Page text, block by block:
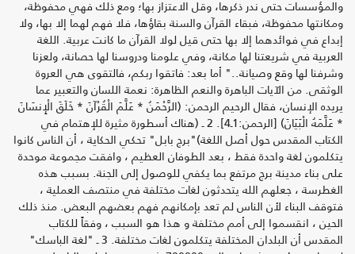
والمؤسسات حتى ندر ذكرها، وقل الاعتزاز بها؛ ومع ذلك فهي محفوظة،
ومكانتها محفوظة، فبقاء القرآن والسنة بقاؤها، فلا فهم لهما إلا بها، ولا
إبداع في فوائدهما إلا بها حتى قيل لولا القرآن ما كانت عربية. اللغة
العربية في شريعتنا لها مكانة، وفي علومنا ودروسنا لها حصانة، ولعزنا
وشرفنا لها وقع وصيانة.." أما بعد: فاتقوا ربكم، فالتقوى هي العروة
الوثقى. من الآيات الباهرة والنعم الظاهرة: نعمة اللسان والتعبير عما
يريده الإنسان، فقال الرحيم الرحمن: (الرَّحْمَنُ * عَلَّمَ الْقُرْآنَ * خَلَقَ الْإِنسَانَ
* عَلَّمَهُ الْبَيَانَ) [الرحمن:1ـ4]. 2 ـ (هناك أسطورة مثيرة للإهتمام في
الكتاب المقدس حول أصل اللغة)"برج بابل" تحكي الحكاية ، أن الناس كانوا
يتكلمون لغة واحدة فقط ، بعد الطوفان العظيم ، وافقت مجموعة موحدة
على بناء مدينة برج مرتفع بما يكفي للوصول إلى الجنة. بسبب هذه
الغطرسة ، جعلهم الله يتحدثون لغات مختلفة في منتصف العملية ،
فتوقف البناء لأن الناس لم تعد بإمكانهم فهم بعضهم البعض. منذ ذلك
الحين ، انقسموا إلى أمم مختلفة و هذا هو السبب ، وفقاً للكتاب
المقدس أن البلدان المختلفة يتكلمون لغات مختلفة. 3 ـ "لغة الباسك"